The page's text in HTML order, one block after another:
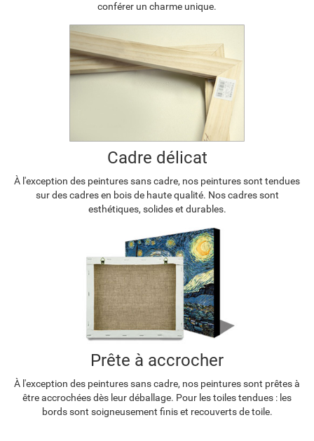
conférer un charme unique.
Cadre délicat
À l'exception des peintures sans cadre, nos peintures sont tendues
sur des cadres en bois de haute qualité. Nos cadres sont
esthétiques, solides et durables.
Prête à accrocher
À l'exception des peintures sans cadre, nos peintures sont prêtes à
être accrochées dès leur déballage. Pour les toiles tendues : les
bords sont soigneusement finis et recouverts de toile.